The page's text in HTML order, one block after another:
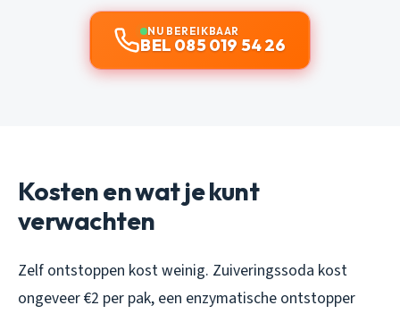
NU BEREIKBAAR
BEL 085 019 54 26
Kosten en wat je kunt
verwachten
Zelf ontstoppen kost weinig. Zuiveringssoda kost
ongeveer €2 per pak, een enzymatische ontstopper